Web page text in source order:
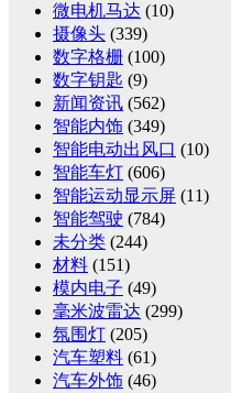
微电机马达 (10)
摄像头 (339)
数字格栅 (100)
数字钥匙 (9)
新闻资讯 (562)
智能内饰 (349)
智能电动出风口 (10)
智能车灯 (606)
智能运动显示屏 (11)
智能驾驶 (784)
未分类 (244)
材料 (151)
模内电子 (49)
毫米波雷达 (299)
氛围灯 (205)
汽车塑料 (61)
汽车外饰 (46)